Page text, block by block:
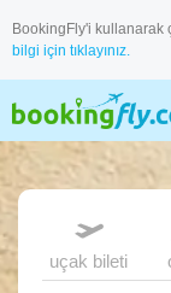
BookingFly'i kullanarak
bilgi için tıklayınız.
uçak bileti